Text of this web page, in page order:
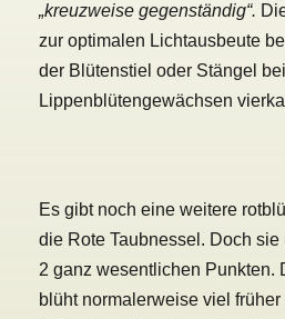
„kreuzweise gegenständig“.
zur optimalen Lichtausbeute
der Blütenstiel oder Stängel
Lippenblütengewächsen
Es gibt noch eine weitere
die Rote Taubnessel. Doch
2 ganz wesentlichen Punkten.
blüht normalerweise viel